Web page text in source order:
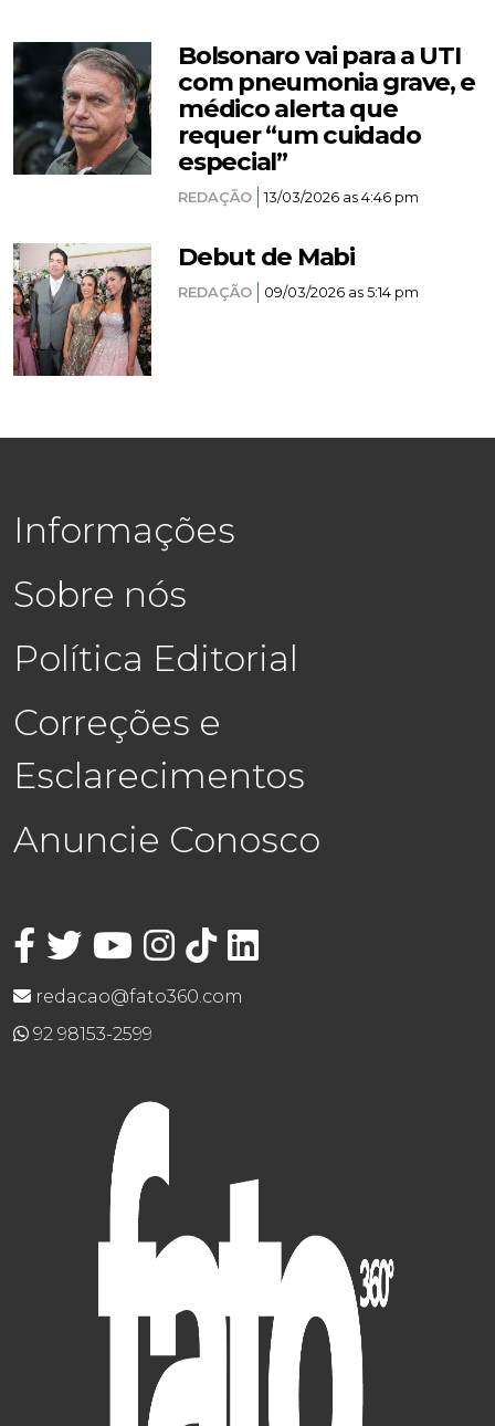
Bolsonaro vai para a UTI
com pneumonia grave, e
médico alerta que
requer “um cuidado
especial”
REDAÇÃO 13/03/2026 as 4:46 pm
Debut de Mabi
REDAÇÃO 09/03/2026 as 5:14 pm
Informações
Sobre nós
Política Editorial
Correções e
Esclarecimentos
Anuncie Conosco
redacao@fato360.com
92 98153-2599